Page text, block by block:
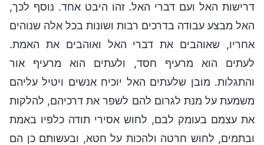
דרישות האל ועם דברי האל. זהו היבט אחד. נוסף לכך,
האל מבצע עבודה בדרכים רבות ושונות בכל אלה שנוהים
אחריו, שאוהבים את דברי האל ואוהבים את האמת.
לעתים הוא מרעיף חסד, ולעתים הוא מרעיף אור
והתגלות. מובן שלעתים האל יוכיח אנשים ויטיל עליהם
משמעת על מנת לגרום להם לשפר את דרכיהם, להלקות
את עצמם בעומק לבם, לחוש אסירי תודה כלפיו באמת
ובתמים, לחוש חרטה ולהכות על חטא, ובעשותם כן הם